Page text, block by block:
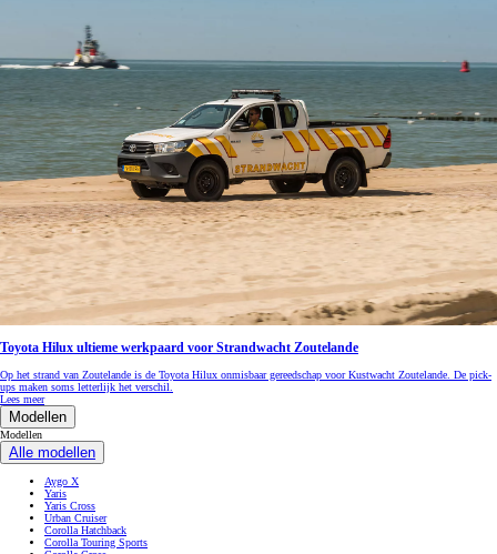
Toyota Hilux ultieme werkpaard voor Strandwacht Zoutelande
Op het strand van Zoutelande is de Toyota Hilux onmisbaar gereedschap voor Kustwacht Zoutelande. De pick-
ups maken soms letterlijk het verschil.
Lees meer
Modellen
Modellen
Alle modellen
Aygo X
Yaris
Yaris Cross
Urban Cruiser
Corolla Hatchback
Corolla Touring Sports